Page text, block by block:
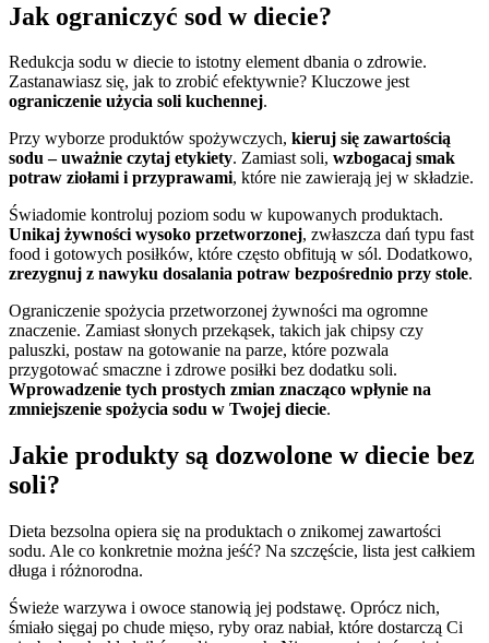
Jak ograniczyć sod w diecie?
Redukcja sodu w diecie to istotny element dbania o zdrowie.
Zastanawiasz się, jak to zrobić efektywnie? Kluczowe jest
ograniczenie użycia soli kuchennej.
Przy wyborze produktów spożywczych, kieruj się zawartością
sodu – uważnie czytaj etykiety. Zamiast soli, wzbogacaj smak
potraw ziołami i przyprawami, które nie zawierają jej w składzie.
Świadomie kontroluj poziom sodu w kupowanych produktach.
Unikaj żywności wysoko przetworzonej, zwłaszcza dań typu fast
food i gotowych posiłków, które często obfitują w sól. Dodatkowo,
zrezygnuj z nawyku dosalania potraw bezpośrednio przy stole.
Ograniczenie spożycia przetworzonej żywności ma ogromne
znaczenie. Zamiast słonych przekąsek, takich jak chipsy czy
paluszki, postaw na gotowanie na parze, które pozwala
przygotować smaczne i zdrowe posiłki bez dodatku soli.
Wprowadzenie tych prostych zmian znacząco wpłynie na
zmniejszenie spożycia sodu w Twojej diecie.
Jakie produkty są dozwolone w diecie bez
soli?
Dieta bezsolna opiera się na produktach o znikomej zawartości
sodu. Ale co konkretnie można jeść? Na szczęście, lista jest całkiem
długa i różnorodna.
Świeże warzywa i owoce stanowią jej podstawę. Oprócz nich,
śmiało sięgaj po chude mięso, ryby oraz nabiał, które dostarczą Ci